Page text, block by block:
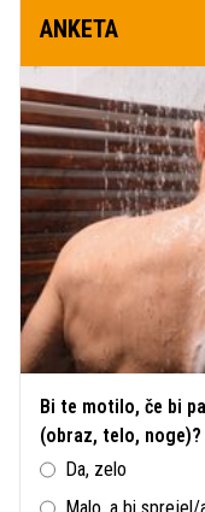
ANKETA
Bi te motilo, če bi
(obraz, telo, noge)?
Da, zelo